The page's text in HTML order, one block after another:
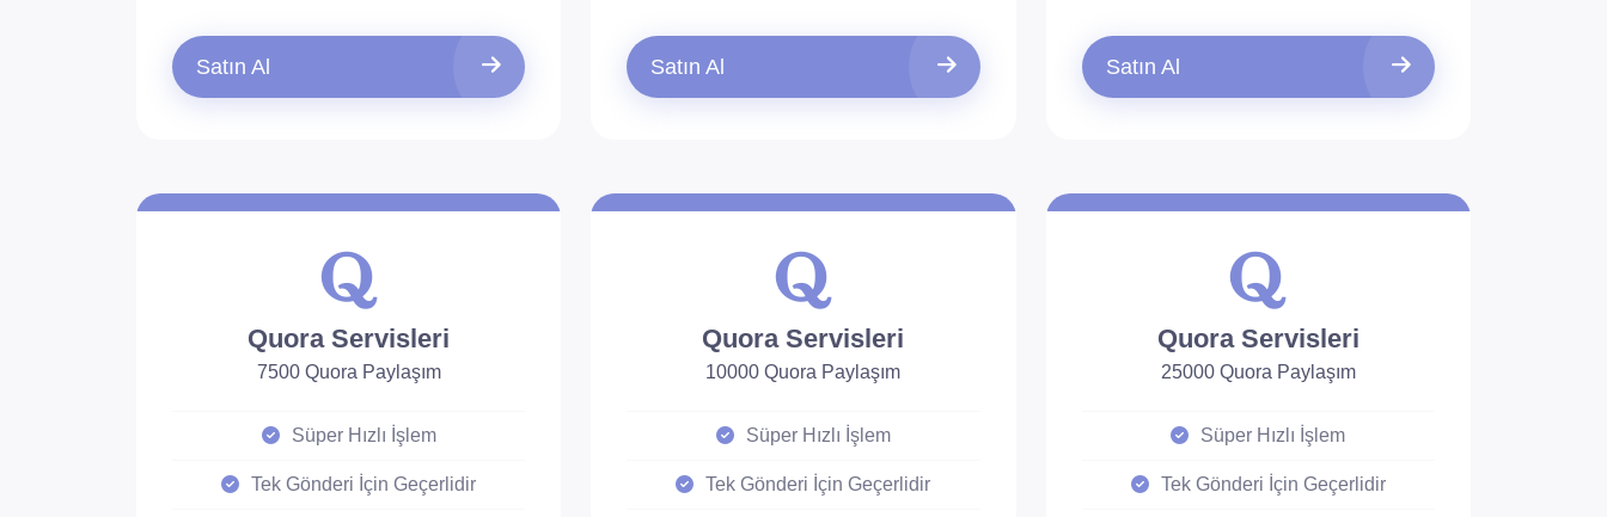
Satın Al Satın Al Satın Al
Quora Servisleri
7500 Quora Paylaşım
Süper Hızlı İşlem
Tek Gönderi İçin Geçerlidir
Quora Servisleri
10000 Quora Paylaşım
Süper Hızlı İşlem
Tek Gönderi İçin Geçerlidir
Quora Servisleri
25000 Quora Paylaşım
Süper Hızlı İşlem
Tek Gönderi İçin Geçerlidir